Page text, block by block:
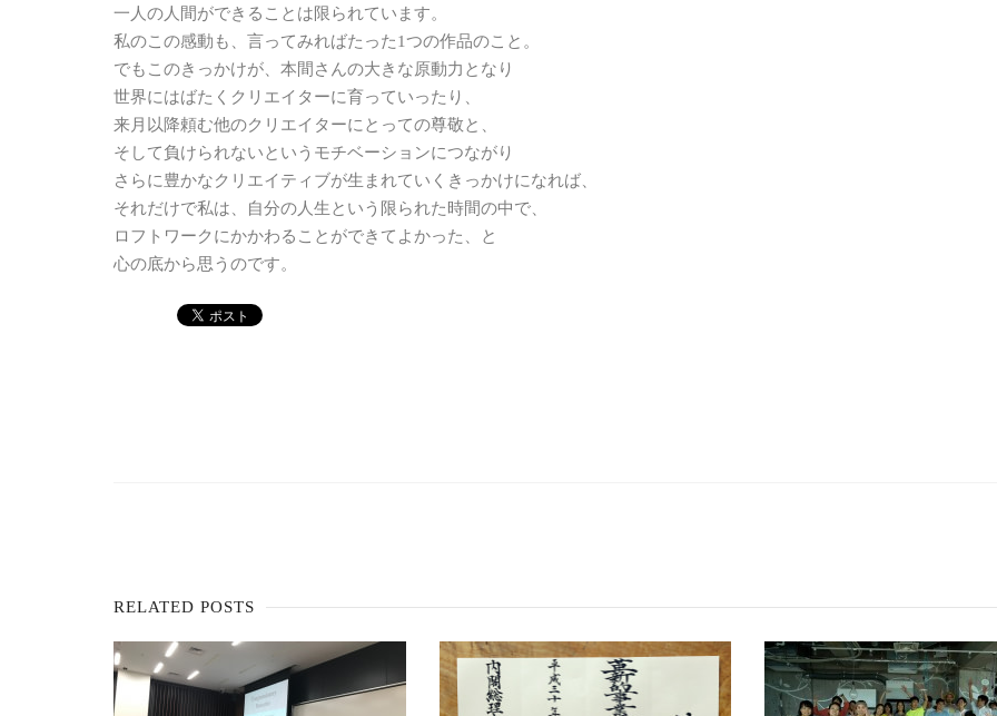
一人の人間ができることは限られています。
私のこの感動も、言ってみればたった1つの作品のこと。
でもこのきっかけが、本間さんの大きな原動力となり
世界にはばたくクリエイターに育っていったり、
来月以降頼む他のクリエイターにとっての尊敬と、
そして負けられないというモチベーションにつながり
さらに豊かなクリエイティブが生まれていくきっかけになれば、
それだけで私は、自分の人生という限られた時間の中で、
ロフトワークにかかわることができてよかった、と
心の底から思うのです。
RELATED POSTS